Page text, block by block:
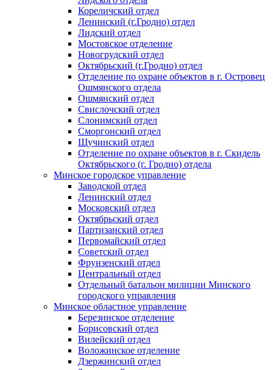
Кореличский отдел
Ленинский (г.Гродно) отдел
Лидский отдел
Мостовское отделение
Новогрудский отдел
Октябрьский (г.Гродно) отдел
Отделение по охране объектов в г. Островец
Ошмянского отдела
Ошмянский отдел
Свислочский отдел
Слонимский отдел
Сморгонский отдел
Щучинский отдел
Отделение по охране объектов в г. Скидель
Октябрьского (г. Гродно) отдела
Минское городское управление
Заводской отдел
Ленинский отдел
Московский отдел
Октябрьский отдел
Партизанский отдел
Первомайский отдел
Советский отдел
Фрунзенский отдел
Центральный отдел
Отдельный батальон милиции Минского
городского управления
Минское областное управление
Березинское отделение
Борисовский отдел
Вилейский отдел
Воложинское отделение
Дзержинский отдел